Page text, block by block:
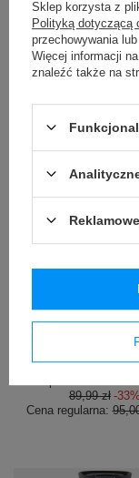
Najniższa cena
okresie 30 dni
wprowadzeniem
79,99 zł -7%
Cena regularna:
Butelka na wodę
Cortland 720ml -
59,99 zł /
okresie 30 dni
89,99 zł -33%
Cena regularna:
Sklep korzysta z
Polityką dotyczącą
przechowywania
Więcej informacji
znaleźć także na